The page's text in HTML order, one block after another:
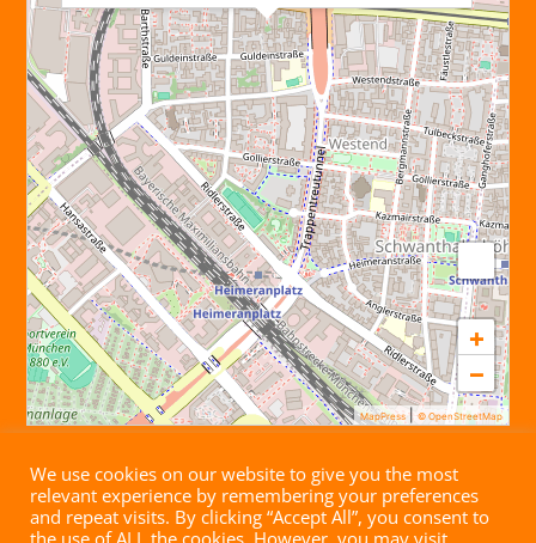
+
−
MapPress|© OpenStreetMap
We use cookies on our website to give you the most
relevant experience by remembering your preferences
and repeat visits. By clicking “Accept All”, you consent to
the use of ALL the cookies. However, you may visit